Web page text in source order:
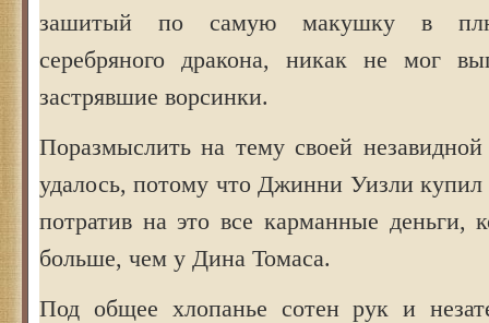
зашитый по самую макушку в
серебряного дракона, никак не мог
застрявшие ворсинки.
Поразмыслить на тему своей
удалось, потому что Джинни Уизли
потратив на это все карманные деньги,
больше, чем у Дина Томаса.
Под общее хлопанье сотен рук и